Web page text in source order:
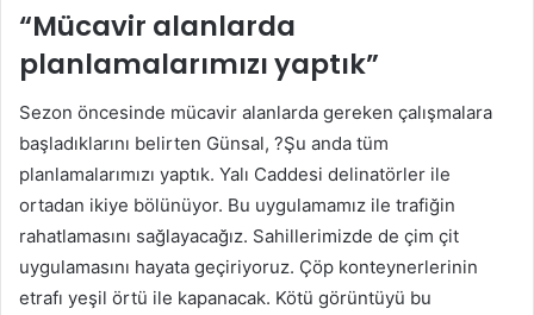
“Mücavir alanlarda
planlamalarımızı yaptık”
Sezon öncesinde mücavir alanlarda gereken çalışmalara
başladıklarını belirten Günsal, ?Şu anda tüm
planlamalarımızı yaptık. Yalı Caddesi delinatörler ile
ortadan ikiye bölünüyor. Bu uygulamamız ile trafiğin
rahatlamasını sağlayacağız. Sahillerimizde de çim çit
uygulamasını hayata geçiriyoruz. Çöp konteynerlerinin
etrafı yeşil örtü ile kapanacak. Kötü görüntüyü bu